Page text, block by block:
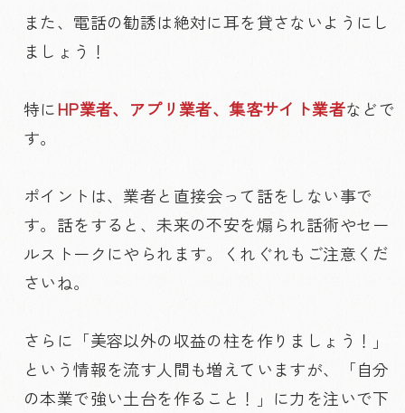
また、電話の勧誘は絶対に耳を貸さないようにし
ましょう！
特にHP業者、アプリ業者、集客サイト業者などで
す。
ポイントは、業者と直接会って話をしない事で
す。話をすると、未来の不安を煽られ話術やセー
ルストークにやられます。くれぐれもご注意くだ
さいね。
さらに「美容以外の収益の柱を作りましょう！」
という情報を流す人間も増えていますが、「自分
の本業で強い土台を作ること！」に力を注いで下